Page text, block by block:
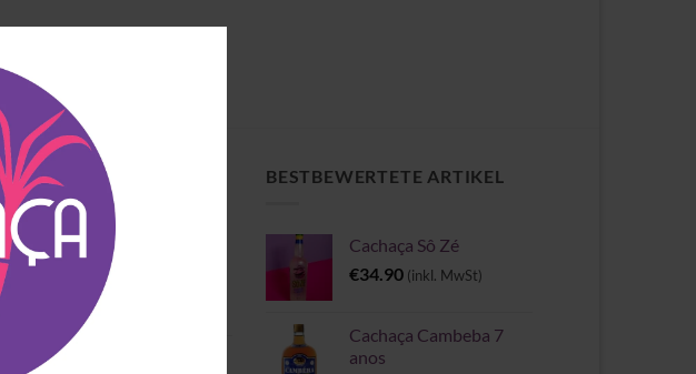
FÜR DICH
Guia do Mapa da
Cachaça – Exklusive
Ausgabe in Europa
64.90
Cachaça Século XVIII
BESTBEWERTETE ARTIKEL
Cachaça Sô Zé
€34.90 (inkl. MwSt)
Cachaça Cambeba 7
anos